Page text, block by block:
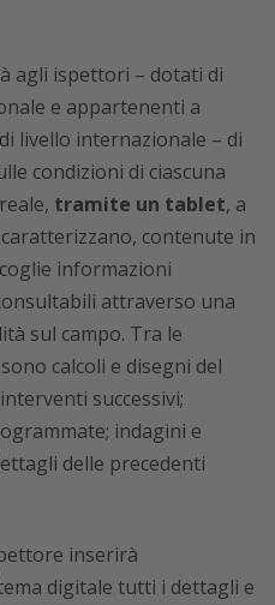
agli ispettori – dotati di
e appartenenti a
livello internazionale – di
condizioni di ciascuna
tramite un tablet, a
contenute in
informazioni
attraverso una
sul campo. Tra le
calcoli e disegni del
successivi;
indagini e
delle precedenti
inserirà
digitale tutti i dettagli e